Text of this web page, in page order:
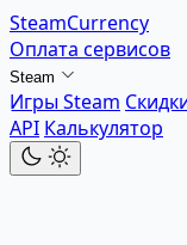
SteamCurrency
Оплата сервисов
Steam
Игры Steam
API Калькулятор